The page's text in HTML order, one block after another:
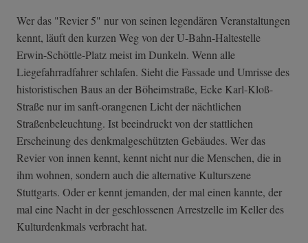
Wer das "Revier 5" nur von seinen legendären Veranstaltungen
kennt, läuft den kurzen Weg von der U-Bahn-Haltestelle
Erwin-Schöttle-Platz meist im Dunkeln. Wenn alle
Liegefahrradfahrer schlafen. Sieht die Fassade und Umrisse des
historistischen Baus an der Böheimstraße, Ecke Karl-Kloß-
Straße nur im sanft-orangenen Licht der nächtlichen
Straßenbeleuchtung. Ist beeindruckt von der stattlichen
Erscheinung des denkmalgeschützten Gebäudes. Wer das
Revier von innen kennt, kennt nicht nur die Menschen, die in
ihm wohnen, sondern auch die alternative Kulturszene
Stuttgarts. Oder er kennt jemanden, der mal einen kannte, der
mal eine Nacht in der geschlossenen Arrestzelle im Keller des
Kulturdenkmals verbracht hat.